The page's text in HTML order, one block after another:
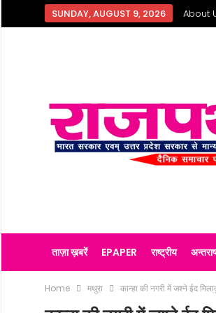
SUNDAY, AUGUST 9, 2026 About
ताज़ा ख़बरें EPAPER राष्ट्रीय
Home मथुरा कान्हा की नगरी में जश्ने ईद